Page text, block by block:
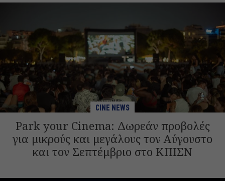
CINE NEWS
Park your Cinema: Δωρεάν προβολές
για μικρούς και μεγάλους τον Αύγουστο
και τον Σεπτέμβριο στο ΚΠΙΣΝ